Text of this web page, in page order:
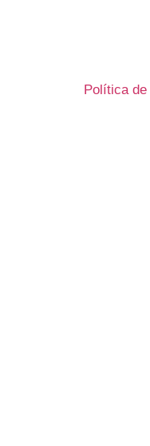
Política